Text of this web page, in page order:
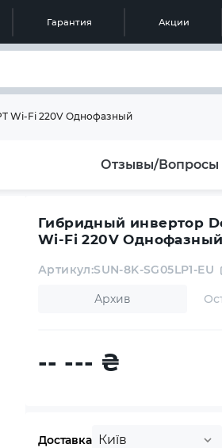
Гарантия Акции
Wi-Fi 220V Однофазный
Отзывы/Вопросы
Гибридный инвертор
Wi-Fi 220V Однофазный
Архив
Артикул:SUN-8K-SG05LP1-EU
-- --- ₴
Доставка Київ